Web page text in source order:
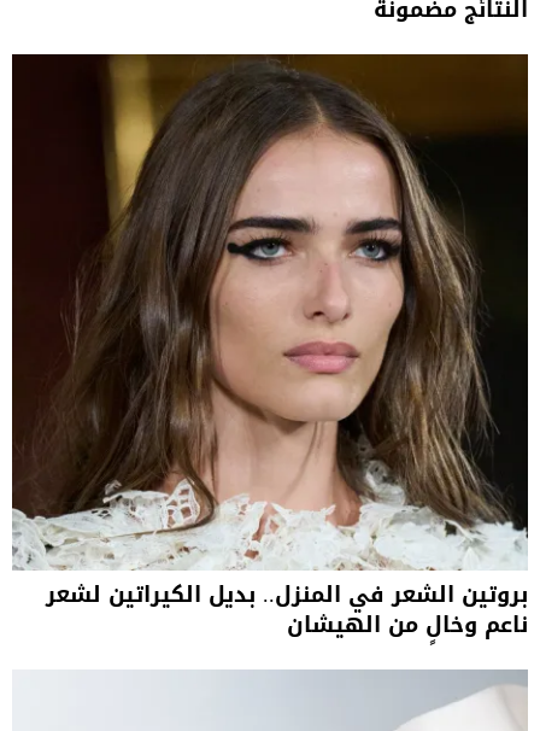
النتائج مضمونة
بروتين الشعر في المنزل.. بديل الكيراتين لشعر
ناعم وخالٍ من الهيشان